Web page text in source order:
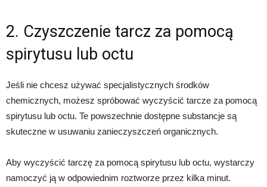
2. Czyszczenie tarcz za pomocą
spirytusu lub octu
Jeśli nie chcesz używać specjalistycznych środków
chemicznych, możesz spróbować wyczyścić tarcze za pomocą
spirytusu lub octu. Te powszechnie dostępne substancje są
skuteczne w usuwaniu zanieczyszczeń organicznych.
Aby wyczyścić tarczę za pomocą spirytusu lub octu, wystarczy
namoczyć ją w odpowiednim roztworze przez kilka minut.